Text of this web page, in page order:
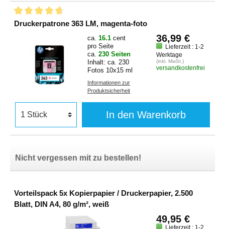
Druckerpatrone 363 LM, magenta-foto
ca. 16.1 cent
pro Seite
ca. 230 Seiten
Inhalt: ca. 230
Fotos 10x15 ml
Informationen zur
Produktsicherheit
36,99 €
Lieferzeit : 1-2
Werktage
(inkl. MwSt.)
versandkostenfrei
In den Warenkorb
Nicht vergessen mit zu bestellen!
Vorteilspack 5x Kopierpapier / Druckerpapier, 2.500
Blatt, DIN A4, 80 g/m², weiß
49,95 €
Lieferzeit : 1-2